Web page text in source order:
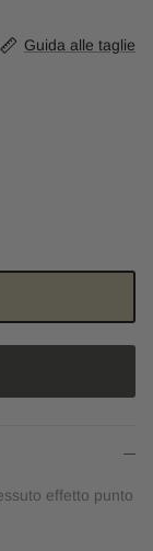
Guida alle taglie
effetto punto